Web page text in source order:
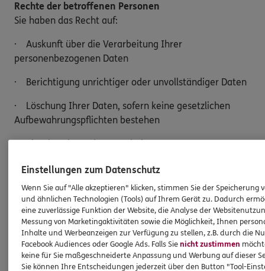
Rechte der betroffenen Personen
Sie haben das Recht auf:
· Auskunft über die Verarbeitung Ihrer
personenbezogenen Daten
· Berichtigung unrichtiger oder unvollständiger Daten
· Löschung Ihrer Daten, sofern keine gesetzlichen
Aufbewahrungspflichten bestehen
· Widerspruch gegen die Verarbeitung Ihrer Daten
· Datenübertragung an einen anderen
Verantwortlichen
Möchten Sie von Ihren Rechten Gebrauch machen,
genügt eine E-Mail an:
Tobias.Klink@ergo.de.
Einstellungen zum Datenschutz
Wenn Sie auf "Alle akzeptieren" klicken, stimmen Sie der Speicherung
und ähnlichen Technologien (Tools) auf Ihrem Gerät zu. Dadurch
eine zuverlässige Funktion der Website, die Analyse der
Messung von Marketingaktivitäten sowie die Möglichkeit, Ihnen
Inhalte und Werbeanzeigen zur Verfügung zu stellen, z.B. durch die
Facebook Audiences oder Google Ads. Falls Sienicht zustimmen
keine für Sie maßgeschneiderte Anpassung und Werbung auf dieser
Sie können Ihre Entscheidungen jederzeit über den Button "Tool-